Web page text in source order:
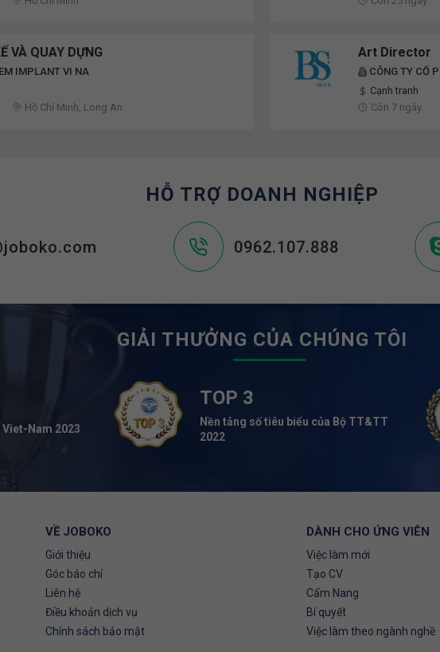
VÀ QUAY DỰNG
IMPLANT VI NA
Hồ Chí Minh, Long An
Art Director
CÔNG TY CỔ
Cạnh tranh
Còn 7 ngày
HỖ TRỢ DOANH NGHIỆP
0962.107.888
GIẢI THƯỞNG CỦA CHÚNG TÔI
Nam 2023
TOP 3
Nền tảng số tiêu biểu của Bộ TT&TT
2022
VỀ JOBOKO
Giới thiệu
Góc báo chí
Liên hệ
Điều khoản dịch vụ
Chính sách bảo mật
DÀNH CHO ỨNG VIÊN
Việc làm mới
Tạo CV
Cẩm Nang
Bí quyết
Việc làm theo ngành nghề